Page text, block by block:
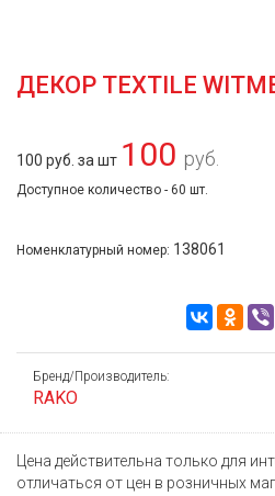
ДЕКОР TEXTILE
100 руб. за шт 100 руб.
Доступное количество - 60 шт.
Номенклатурный номер: 138061
Бренд/Производитель:
RAKO
Цена действительна только для
отличаться от цен в розничных